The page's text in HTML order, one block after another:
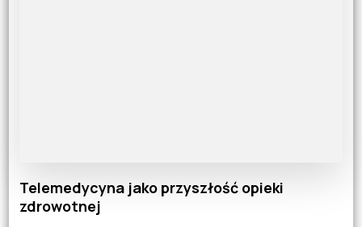
Telemedycyna jako przyszłość opieki
zdrowotnej